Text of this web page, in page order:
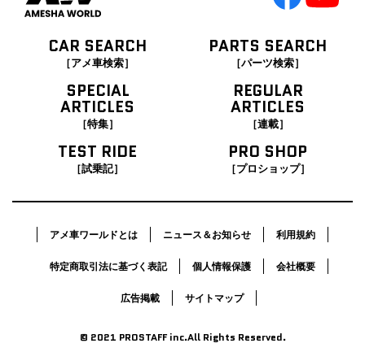
CAR SEARCH
［アメ車検索］
PARTS SEARCH
［パーツ検索］
SPECIAL
ARTICLES
［特集］
REGULAR
ARTICLES
［連載］
TEST RIDE
［試乗記］
PRO SHOP
［プロショップ］
アメ車ワールドとは ニュース＆お知らせ 利用規約
特定商取引法に基づく表記 個人情報保護 会社概要
広告掲載 サイトマップ
© 2021 PROSTAFF inc.All Rights Reserved.